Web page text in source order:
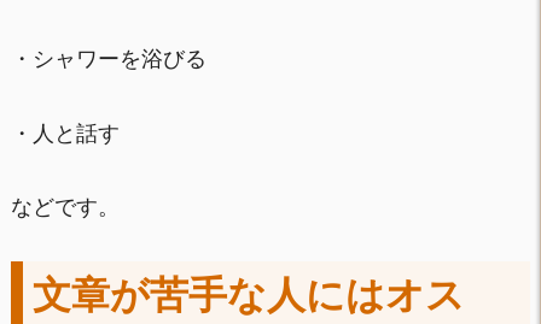
・シャワーを浴びる
・人と話す
などです。
文章が苦手な人にはオス